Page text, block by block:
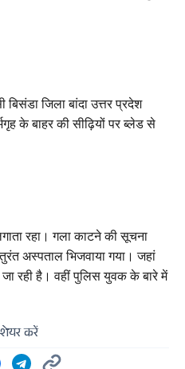
बिसंडा जिला बांदा उत्तर प्रदेश
के बाहर की सीढ़ियों पर ब्लेड से
रहा। गला काटने की सूचना
अस्पताल भिजवाया गया। जहां
रही है। वहीं पुलिस युवक के बारे में
करें